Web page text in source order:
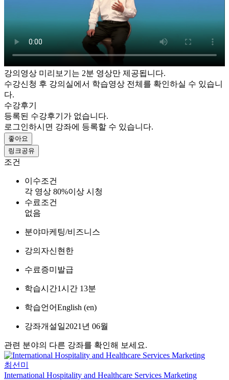
강의영상 미리보기는 2분 영상만 제공됩니다.
수강신청 후 강의실에서 학습영상 전체를 확인하실 수 있습니
다.
수강후기
등록된 수강후기가 없습니다.
로그인하시면 강좌에 등록할 수 있습니다.
좋아요
링크공유
조건
이수조건
각 영상 80%이상 시청
수료조건
없음
분야마케팅/비즈니스
강의자신현한
수료증미발급
학습시간1시간 13분
학습언어English ‎(en)‎
강좌개설일2021년 06월
관련 분야의 다른 강좌를 확인해 보세요.
최선미
International Hospitality and Healthcare Services Marketing